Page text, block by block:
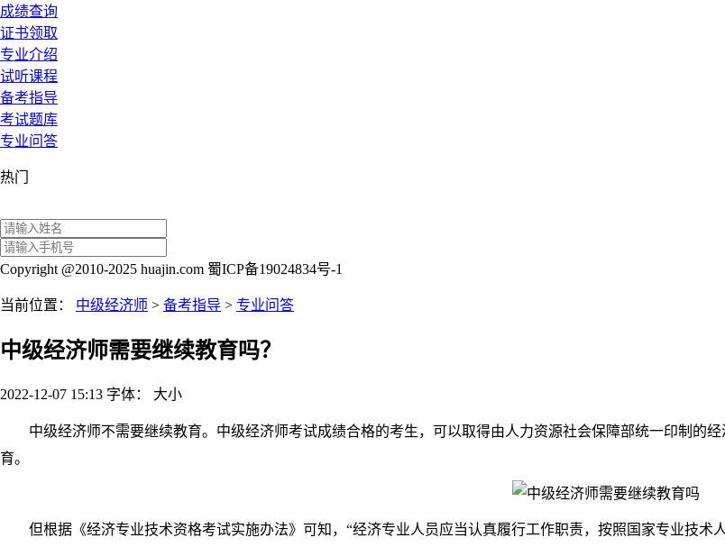
成绩查询
证书领取
专业介绍
试听课程
备考指导
考试题库
专业问答
热门
Copyright @2010-2025 huajin.com 蜀ICP备19024834号-1
当前位置： 中级经济师 > 备考指导 > 专业问答
中级经济师需要继续教育吗？
2022-12-07 15:13 字体： 大小
中级经济师不需要继续教育。中级经济师考试成绩合格的考生，可以取得由人力资源社会保障部统一印制的
育。
但根据《经济专业技术资格考试实施办法》可知，“经济专业人员应当认真履行工作职责，按照国家专业技术